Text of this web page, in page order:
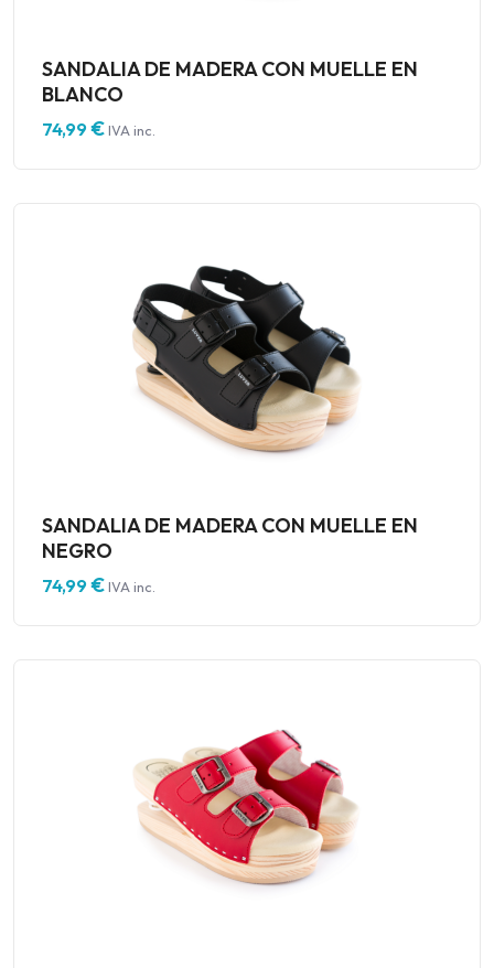
SANDALIA DE MADERA CON MUELLE EN
BLANCO
74,99 €IVA inc.
SANDALIA DE MADERA CON MUELLE EN
NEGRO
74,99 €IVA inc.